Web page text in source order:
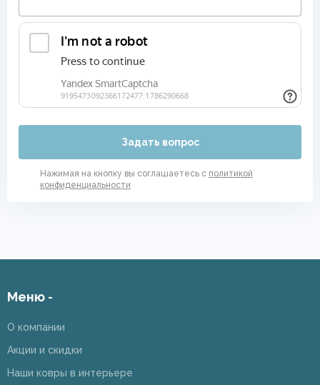
Задать вопрос
Нажимая на кнопку вы соглашаетесь с политикой
конфиденциальности
Меню -
О компании
Акции и скидки
Наши ковры в интерьере